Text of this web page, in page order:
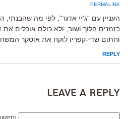
PERMALINK
העניין עם "ג'יי אדגר", לפי מה שהבנתי,
בזמנים הלוך ושוב, ולא כולם אוכלים
וחתום שדי-קפריו לוקח את אוסקר
REPLY
Leave a Reply